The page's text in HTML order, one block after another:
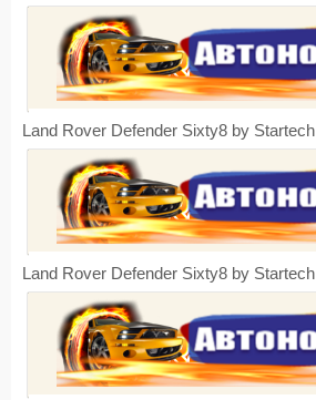
Land Rover Defender Sixty8 by Startech
Land Rover Defender Sixty8 by Startech